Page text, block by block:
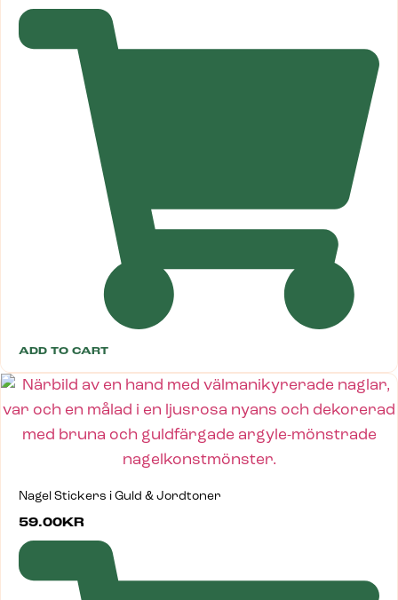
ADD TO CART
Nagel Stickers i Guld & Jordtoner
59.00 KR